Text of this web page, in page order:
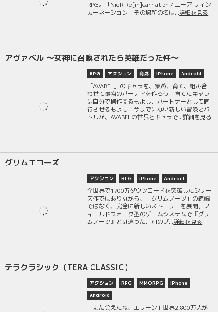
RPG。「NieR Re[in]carnation / ニーア リィン
カーネーション」その場所の名は...詳細を見る
アヴァベル ～女神に召喚されたら英雄だった件～
RPG アクション 育成 iPhone Android
「AVABEL」のキャラを、集め、育て、組み合
わせて最強のパーティを作ろう！育てたキャラ
は自分で操作するもよし、パートナーとして同
行させるもよし！今までにない新しい冒険とバ
トルが、AVABELの世界とキャラで...詳細を見る
グリムエコーズ
アクション RPG iPhone Android
全世界で1700万ダウンロードを突破したシリー
ズ作ではありながら、「グリムノーツ」の続編
ではなく、完全に新しいストーリーを展開。フ
ィールドウォーク型のゲームシステムで『グリ
ムノーツ』とは違った、別のプ...詳細を見る
テラクラシック（TERA CLASSIC）
アクション RPG MMORPG
iPhone
Android
「また会えたね、エリーン」世界2,800万人が